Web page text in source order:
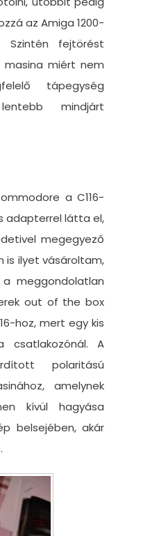
az Amiga 1200-
Szintén fejtörést
miért nem
tápegység
mindjárt
a C116-
adapterrel látta el,
megegyező
is ilyet vásároltam,
meggondolatlan
out of the box
hoz, mert egy kis
csatlakozónál. A
polaritású
amelynek
kívül hagyása
belsejében, akár